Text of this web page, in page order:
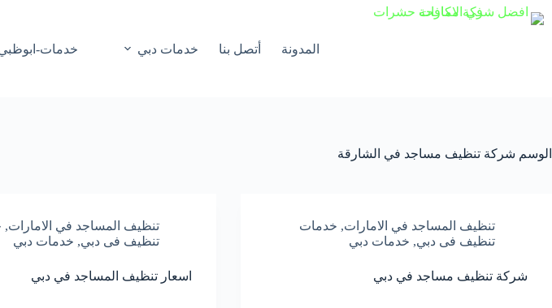
التجاوز
إلى
المدونة أتصل بنا خدمات دبي خدمات-
الوسم شركة تنظيف مساجد في الشارقة
تنظيف المساجد في الامارات, خدمات
تنظيف فى دبي, خدمات دبي
شركة تنظيف مساجد في دبي
تنظيف المساجد في الامارات,
تنظيف فى دبي, خدمات دبي
اسعار تنظيف المساجد في دبي